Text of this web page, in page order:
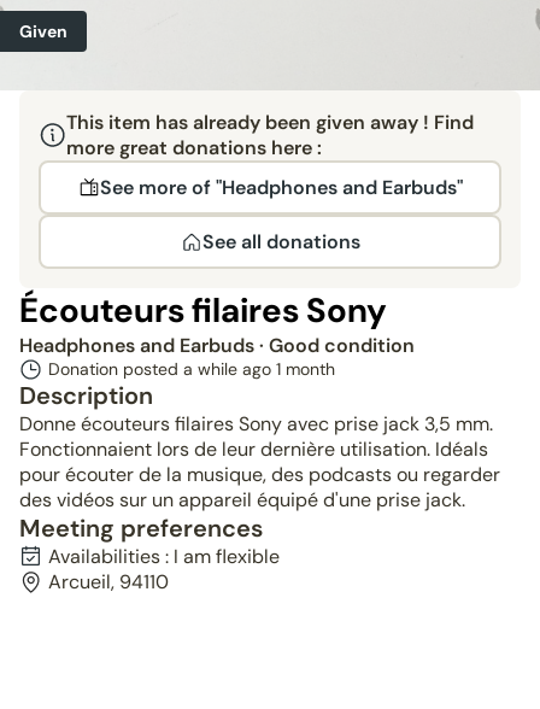
Given
This item has already been given away ! Find
more great donations here :
See more of "Headphones and Earbuds"
See all donations
Écouteurs filaires Sony
Headphones and Earbuds· Good condition
Donation posted a while ago 1 month
Description
Donne écouteurs filaires Sony avec prise jack 3,5 mm.
Fonctionnaient lors de leur dernière utilisation. Idéals
pour écouter de la musique, des podcasts ou regarder
des vidéos sur un appareil équipé d'une prise jack.
Meeting preferences
Availabilities : I am flexible
Arcueil, 94110